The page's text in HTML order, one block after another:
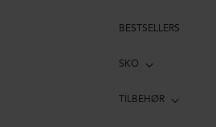
BESTSELLERS
SKO
TILBEHØR